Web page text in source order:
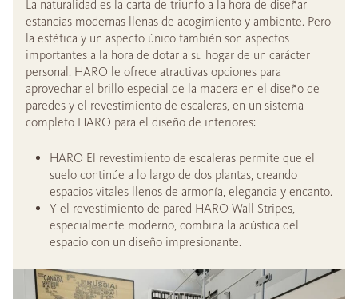
La naturalidad es la carta de triunfo a la hora de diseñar
estancias modernas llenas de acogimiento y ambiente. Pero
la estética y un aspecto único también son aspectos
importantes a la hora de dotar a su hogar de un carácter
personal. HARO le ofrece atractivas opciones para
aprovechar el brillo especial de la madera en el diseño de
paredes y el revestimiento de escaleras, en un sistema
completo HARO para el diseño de interiores:
HARO El revestimiento de escaleras permite que el
suelo continúe a lo largo de dos plantas, creando
espacios vitales llenos de armonía, elegancia y encanto.
Y el revestimiento de pared HARO Wall Stripes,
especialmente moderno, combina la acústica del
espacio con un diseño impresionante.